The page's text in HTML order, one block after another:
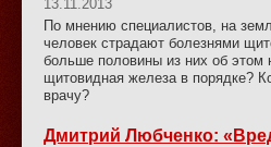
13.11.2013
По мнению специалистов, на
человек страдают болезнями
больше половины из них об этом
щитовидная железа в порядке?
врачу?
Дмитрий Любченко: